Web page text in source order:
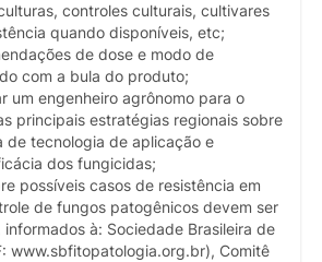
controles culturais, cultivares
quando disponíveis, etc;
de dose e modo de
com a bula do produto;
um engenheiro agrônomo para o
principais estratégias regionais sobre
de tecnologia de aplicação e
dos fungicidas;
possíveis casos de resistência em
de fungos patogênicos devem ser
à: Sociedade Brasileira de
www.sbfitopatologia.org.br), Comitê